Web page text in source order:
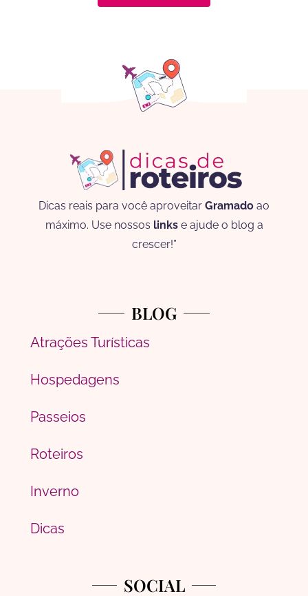
Dicas reais para você aproveitar Gramado ao
máximo. Use nossos linkse ajude o blog a
crescer!”
BLOG
Atrações Turísticas
Hospedagens
Passeios
Roteiros
Inverno
Dicas
SOCIAL